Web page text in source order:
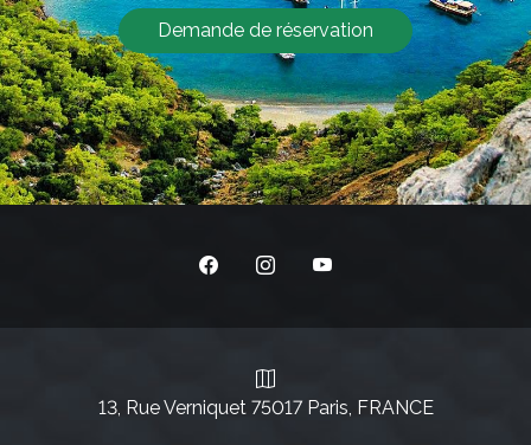
Demande de réservation
13, Rue Verniquet 75017 Paris, FRANCE